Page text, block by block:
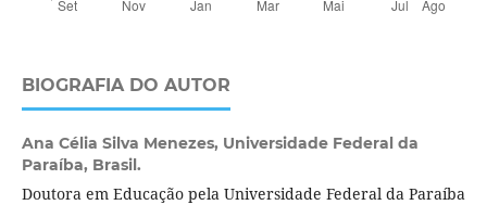
BIOGRAFIA DO AUTOR
Ana Célia Silva Menezes, Universidade Federal da
Paraíba, Brasil.
Doutora em Educação pela Universidade Federal da Paraíba